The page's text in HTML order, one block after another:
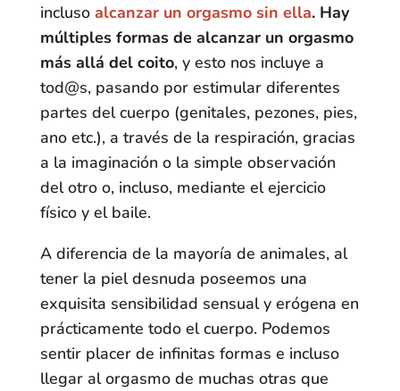
incluso alcanzar un orgasmo sin ella. Hay
múltiples formas de alcanzar un orgasmo
más allá del coito, y esto nos incluye a
tod@s, pasando por estimular diferentes
partes del cuerpo (genitales, pezones, pies,
ano etc.), a través de la respiración, gracias
a la imaginación o la simple observación
del otro o, incluso, mediante el ejercicio
físico y el baile.
A diferencia de la mayoría de animales, al
tener la piel desnuda poseemos una
exquisita sensibilidad sensual y erógena en
prácticamente todo el cuerpo. Podemos
sentir placer de infinitas formas e incluso
llegar al orgasmo de muchas otras que